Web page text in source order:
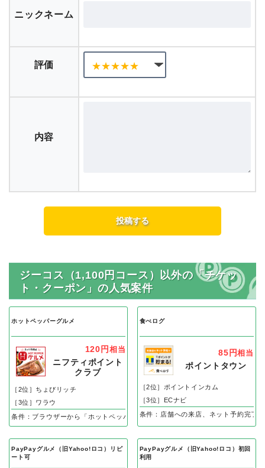
ニックネーム
評価
内容
ジーコス（1,100円コース）以外の「チケッ
ト・クーポン」の人気案件
ホットペッパーグルメ
120円 相当
ニフティポイント
クラブ
［2位］ちょびリッチ
［3位］ワラウ
条件：ブラウザーから「ホットペッパーグルメ」でリクエスト予約、即予約後の
食べログ
85円相当
ポイントタウン
［2位］ポイントインカム
［3位］ECナビ
条件：店舗への来店、ネット予約完了
PayPayグルメ（旧Yahoo!ロコ）リピ
ート可
PayPayグルメ（旧Yahoo!ロコ）初回
利用